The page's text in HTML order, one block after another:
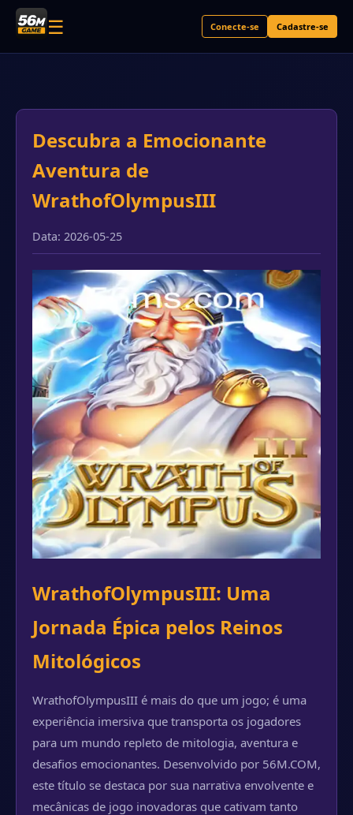
☰ Conecte-se Cadastre-se
Descubra a Emocionante
Aventura de
WrathofOlympusIII
Data: 2026-05-25
WrathofOlympusIII: Uma
Jornada Épica pelos Reinos
Mitológicos
WrathofOlympusIII é mais do que um jogo; é uma
experiência imersiva que transporta os jogadores
para um mundo repleto de mitologia, aventura e
desafios emocionantes. Desenvolvido por 56M.COM,
este título se destaca por sua narrativa envolvente e
mecânicas de jogo inovadoras que cativam tanto